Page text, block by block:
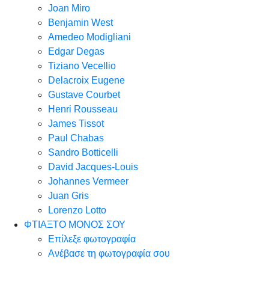
Joan Miro
Benjamin West
Amedeo Modigliani
Edgar Degas
Tiziano Vecellio
Delacroix Eugene
Gustave Courbet
Henri Rousseau
James Tissot
Paul Chabas
Sandro Botticelli
David Jacques-Louis
Johannes Vermeer
Juan Gris
Lorenzo Lotto
ΦΤΙΑΞΤΟ ΜΟΝΟΣ ΣΟΥ
Επίλεξε φωτογραφία
Ανέβασε τη φωτογραφία σου